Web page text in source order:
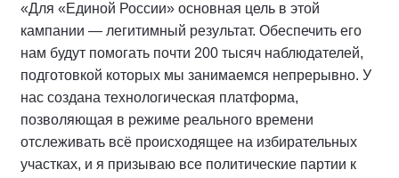
«Для «Единой России» основная цель в этой
кампании — легитимный результат. Обеспечить его
нам будут помогать почти 200 тысяч наблюдателей,
подготовкой которых мы занимаемся непрерывно. У
нас создана технологическая платформа,
позволяющая в режиме реального времени
отслеживать всё происходящее на избирательных
участках, и я призываю все политические партии к